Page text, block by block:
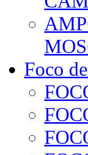
Foco